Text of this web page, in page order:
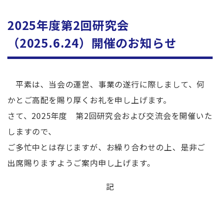
2025年度第2回研究会
（2025.6.24）開催のお知らせ
平素は、当会の運営、事業の遂行に際しまして、何
かとご高配を賜り厚くお礼を申し上げます。
さて、2025年度 第2回研究会および交流会を開催いた
しますので、
ご多忙中とは存じますが、お繰り合わせの上、是非ご
出席賜りますようご案内申し上げます。
記